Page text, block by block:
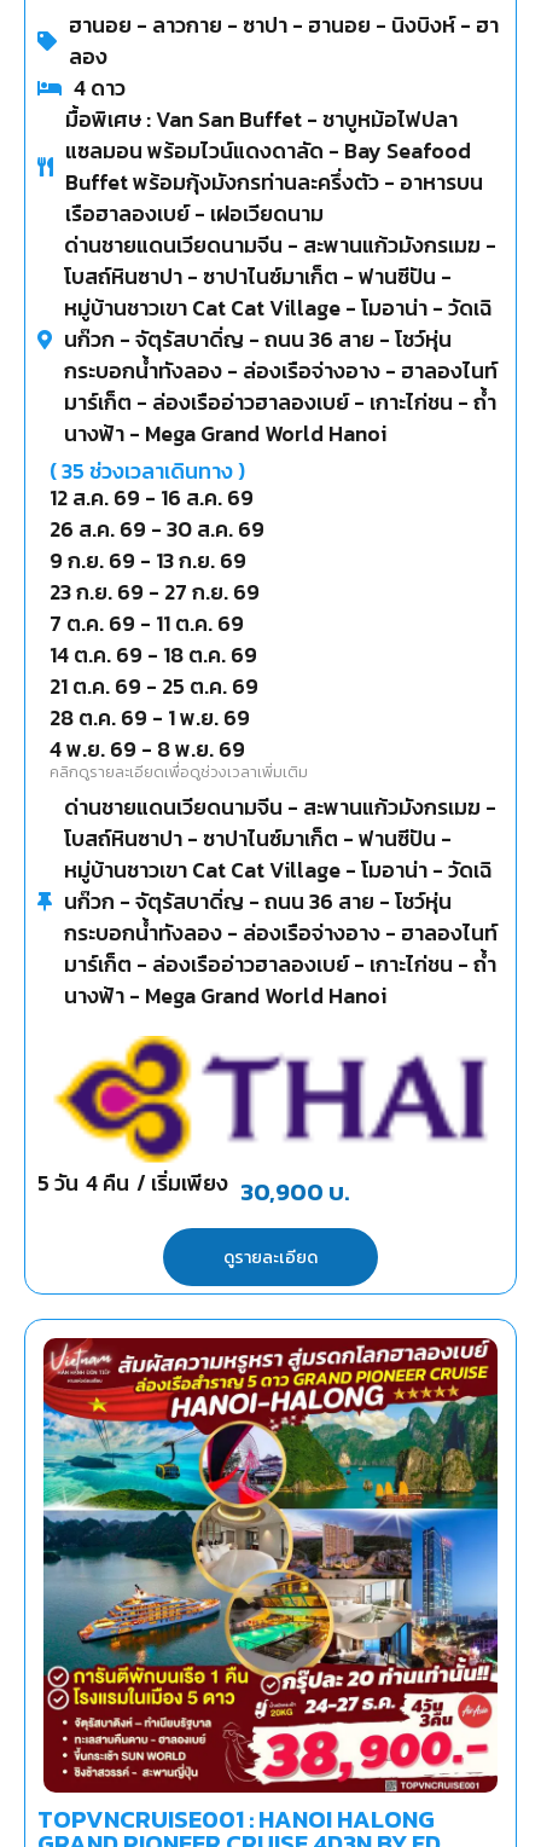
ฮานอย - ลาวกาย - ซาปา - ฮานอย - นิงบิงห์ - ฮา
ลอง
4ดาว
มื้อพิเศษ : Van San Buffet - ชาบูหม้อไฟปลา
แซลมอน พร้อมไวน์แดงดาลัด - Bay Seafood
Buffet พร้อมกุ้งมังกรท่านละครึ่งตัว - อาหารบน
เรือฮาลองเบย์ - เฝอเวียดนาม
ด่านชายแดนเวียดนามจีน - สะพานแก้วมังกรเมฆ -
โบสถ์หินซาปา - ซาปาไนซ์มาเก็ต - ฟานซีปัน -
หมู่บ้านชาวเขา Cat Cat Village - โมอาน่า - วัดเฉิ
นก๊วก - จัตุรัสบาดิ่ญ - ถนน 36 สาย - โชว์หุ่น
กระบอกน้ำทังลอง - ล่องเรือจ่างอาง - ฮาลองไนท์
มาร์เก็ต - ล่องเรืออ่าวฮาลองเบย์ - เกาะไก่ชน - ถ้ำ
นางฟ้า - Mega Grand World Hanoi
(35ช่วงเวลาเดินทาง )
12 ส.ค. 69 - 16 ส.ค. 69
26 ส.ค. 69 -30 ส.ค. 69
9 ก.ย. 69 - 13 ก.ย. 69
23 ก.ย. 69 - 27 ก.ย. 69
7 ต.ค. 69 - 11 ต.ค. 69
14 ต.ค. 69 - 18 ต.ค. 69
21 ต.ค. 69 - 25 ต.ค. 69
28 ต.ค. 69 - 1 พ.ย. 69
4 พ.ย. 69 - 8 พ.ย. 69
คลิกดูรายละเอียดเพื่อดูช่วงเวลาเพิ่มเติม
ด่านชายแดนเวียดนามจีน - สะพานแก้วมังกรเมฆ -
โบสถ์หินซาปา - ซาปาไนซ์มาเก็ต - ฟานซีปัน -
หมู่บ้านชาวเขา Cat Cat Village - โมอาน่า - วัดเฉิ
นก๊วก - จัตุรัสบาดิ่ญ - ถนน 36 สาย - โชว์หุ่น
กระบอกน้ำทังลอง - ล่องเรือจ่างอาง - ฮาลองไนท์
มาร์เก็ต - ล่องเรืออ่าวฮาลองเบย์ - เกาะไก่ชน - ถ้ำ
นางฟ้า - Mega Grand World Hanoi
5วัน 4คืน / เริ่มเพียง 30,900 บ.
ดูรายละเอียด
TOPVNCRUISE001 : HANOI HALONG